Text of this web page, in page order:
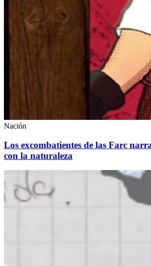
Nación
Los excombatientes de las Farc
con la naturaleza